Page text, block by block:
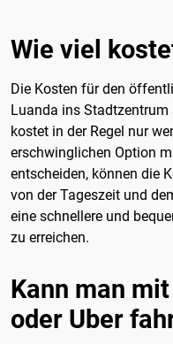
Wie viel
Die Kosten für den
Luanda ins
kostet in der Regel nur
erschwinglichen Option
entscheiden, können die
von der Tageszeit und
eine schnellere und
zu erreichen.
Kann man
oder Uber